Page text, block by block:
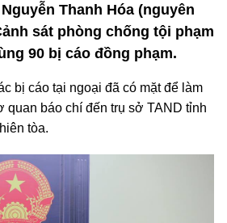
Thanh Hóa (nguyên
sát phòng chống tội phạm
90 bị cáo đồng phạm.
bị cáo tại ngoại đã có mặt để làm
quan báo chí đến trụ sở TAND tỉnh
tòa.